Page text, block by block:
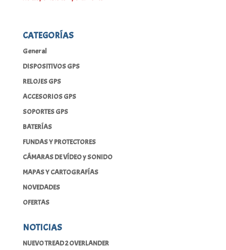
CATEGORÍAS
General
DISPOSITIVOS GPS
RELOJES GPS
ACCESORIOS GPS
SOPORTES GPS
BATERÍAS
FUNDAS Y PROTECTORES
CÁMARAS DE VÍDEO y SONIDO
MAPAS Y CARTOGRAFÍAS
NOVEDADES
OFERTAS
NOTICIAS
NUEVO TREAD 2 OVERLANDER